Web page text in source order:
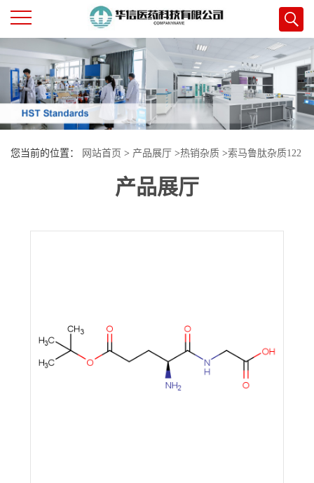
公
司
首
页
司
您当前的位置： 网站首页 > 产品展厅 >热销杂质 >索马鲁肽杂质122
产品展厅